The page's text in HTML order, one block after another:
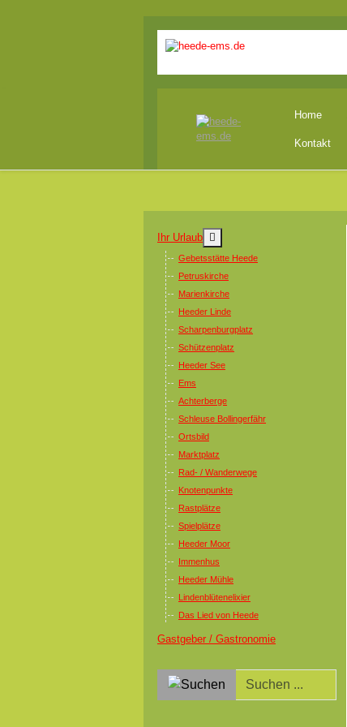
Home
Kontakt
Ihr Urlaub
Gebetsstätte Heede
Petruskirche
Marienkirche
Heeder Linde
Scharpenburgplatz
Schützenplatz
Heeder See
Ems
Achterberge
Schleuse Bollingerfähr
Ortsbild
Marktplatz
Rad- / Wanderwege
Knotenpunkte
Rastplätze
Spielplätze
Heeder Moor
Immenhus
Heeder Mühle
Lindenblütenelixier
Das Lied von Heede
Gastgeber / Gastronomie